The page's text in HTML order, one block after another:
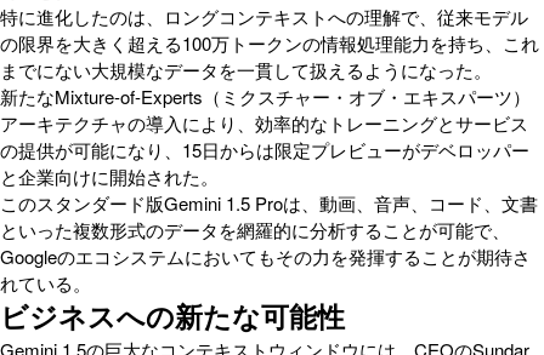
特に進化したのは、ロングコンテキストへの理解で、従来モデル
の限界を大きく超える100万トークンの情報処理能力を持ち、これ
までにない大規模なデータを一貫して扱えるようになった。
新たなMixture-of-Experts（ミクスチャー・オブ・エキスパーツ）
アーキテクチャの導入により、効率的なトレーニングとサービス
の提供が可能になり、15日からは限定プレビューがデベロッパー
と企業向けに開始された。
このスタンダード版Gemini 1.5 Proは、動画、音声、コード、文書
といった複数形式のデータを網羅的に分析することが可能で、
Googleのエコシステムにおいてもその力を発揮することが期待さ
れている。
ビジネスへの新たな可能性
Gemini 1.5の巨大なコンテキストウィンドウには、CEOのSundar